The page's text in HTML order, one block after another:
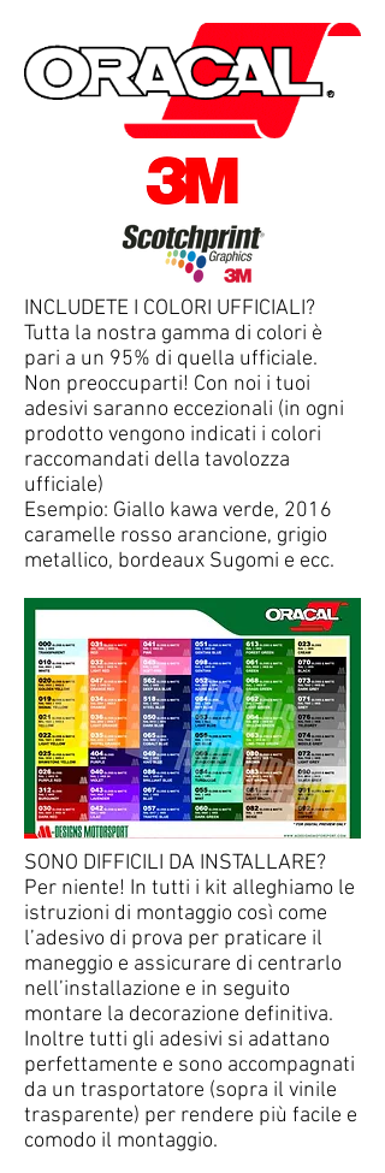
INCLUDETE I COLORI UFFICIALI?
Tutta la nostra gamma di colori è
pari a un 95% di quella ufficiale.
Non preoccuparti! Con noi i tuoi
adesivi saranno eccezionali (in ogni
prodotto vengono indicati i colori
raccomandati della tavolozza
ufficiale)
Esempio: Giallo kawa verde, 2016
caramelle rosso arancione, grigio
metallico, bordeaux Sugomi e ecc.
SONO DIFFICILI DA INSTALLARE?
Per niente! In tutti i kit alleghiamo le
istruzioni di montaggio così come
l’adesivo di prova per praticare il
maneggio e assicurare di centrarlo
nell’installazione e in seguito
montare la decorazione definitiva.
Inoltre tutti gli adesivi si adattano
perfettamente e sono accompagnati
da un trasportatore (sopra il vinile
trasparente) per rendere più facile e
comodo il montaggio.